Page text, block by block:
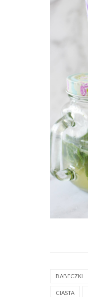
BABECZKI
CIASTA